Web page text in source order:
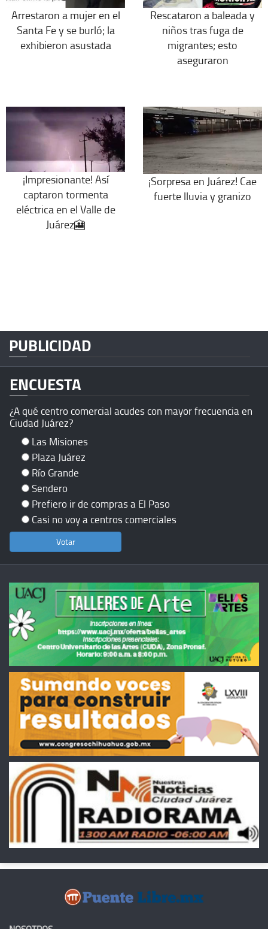
Arrestaron a mujer en el
Santa Fe y se burló; la
exhibieron asustada
Rescataron a baleada y
niños tras fuga de
migrantes; esto
aseguraron
¡Impresionante! Así
captaron tormenta
eléctrica en el Valle de
Juárez🎦
¡Sorpresa en Juárez! Cae
fuerte lluvia y granizo
PUBLICIDAD
ENCUESTA
¿A qué centro comercial acudes con mayor frecuencia en
Ciudad Juárez?
Las Misiones
Plaza Juárez
Río Grande
Sendero
Prefiero ir de compras a El Paso
Casi no voy a centros comerciales